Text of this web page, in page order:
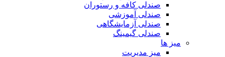
صندلی کافه و رستوران
صندلی آموزشی
صندلی آزمایشگاهی
صندلی گیمینگ
میز ها
میز مدیریت